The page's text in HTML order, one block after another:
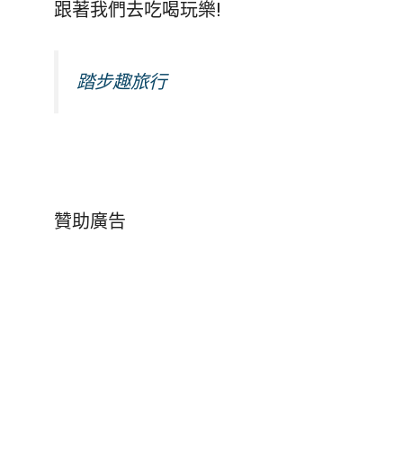
跟著我們去吃喝玩樂!
踏步趣旅行
贊助廣告